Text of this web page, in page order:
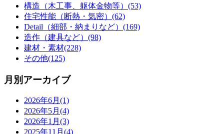
構造（木工事、躯体金物等）(53)
住宅性能（断熱・気密）(62)
Detail（細部・納まりなど）(169)
造作（建具など）(98)
建材・素材(228)
その他(125)
月別アーカイブ
2026年6月(1)
2026年5月(4)
2026年1月(3)
2025年11月(4)